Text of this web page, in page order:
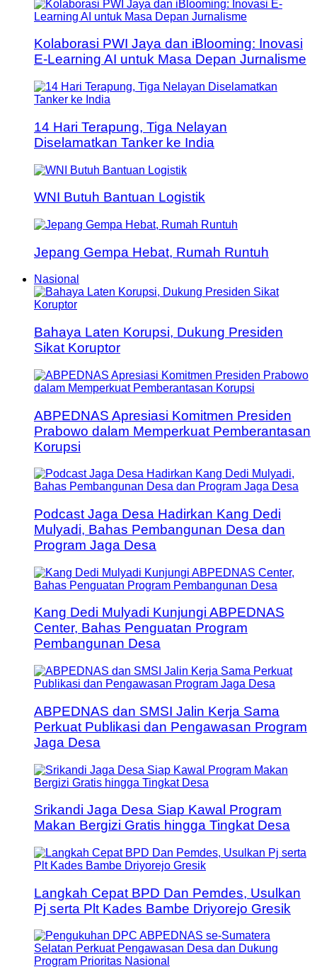
Kolaborasi PWI Jaya dan iBlooming: Inovasi
E-Learning AI untuk Masa Depan Jurnalisme
14 Hari Terapung, Tiga Nelayan
Diselamatkan Tanker ke India
WNI Butuh Bantuan Logistik
Jepang Gempa Hebat, Rumah Runtuh
Nasional
Bahaya Laten Korupsi, Dukung Presiden
Sikat Koruptor
ABPEDNAS Apresiasi Komitmen Presiden
Prabowo dalam Memperkuat Pemberantasan
Korupsi
Podcast Jaga Desa Hadirkan Kang Dedi
Mulyadi, Bahas Pembangunan Desa dan
Program Jaga Desa
Kang Dedi Mulyadi Kunjungi ABPEDNAS
Center, Bahas Penguatan Program
Pembangunan Desa
ABPEDNAS dan SMSI Jalin Kerja Sama
Perkuat Publikasi dan Pengawasan Program
Jaga Desa
Srikandi Jaga Desa Siap Kawal Program
Makan Bergizi Gratis hingga Tingkat Desa
Langkah Cepat BPD Dan Pemdes, Usulkan
Pj serta Plt Kades Bambe Driyorejo Gresik